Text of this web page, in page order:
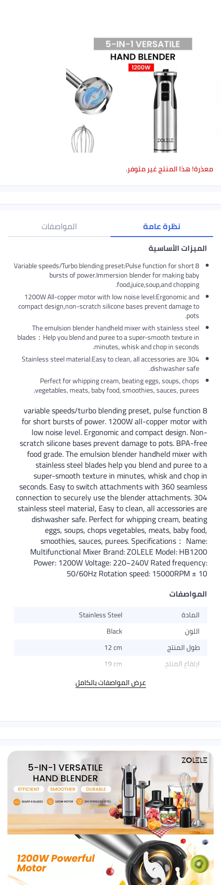
المنتج غير متوفر.
نظرة عامة المواصفات
الأساسية
8 Variable speeds/Turbo blending preset:Pulse function for short
bursts of power.Immersion blender for making
food,juice,soup,and
1200W All-copper motor with low noise level:Ergonomic
compact design,non-scratch silicone bases prevent
The emulsion blender handheld mixer with stainless
blades：Help you blend and puree to a super-smooth
minutes, whisk and chop in
304 Stainless steel material:Easy to clean, all accessories are
dishwasher
Perfect for whipping cream, beating eggs, soups,
vegetables, meats, baby food, smoothies, sauces,
8 variable speeds/turbo blending preset, pulse
for short bursts of power. 1200W all-copper
low noise level. Ergonomic and compact design.
scratch silicone bases prevent damage to pots.
food grade. The emulsion blender handheld
stainless steel blades help you blend and
super-smooth texture in minutes, whisk and
seconds. Easy to switch attachments with 360
connection to securely use the blender
stainless steel material, Easy to clean, all
dishwasher safe. Perfect for whipping cream,
eggs, soups, chops vegetables, meats, baby
smoothies, sauces, purees. Specifications：
Multifunctional Mixer Brand: ZOLELE Model:
Power: 1200W Voltage: 220~240V Rated
50/60Hz Rotation speed: 15000RPM
Stainless Steel
المنتج
المنتج
عرض المواصفات بالكامل